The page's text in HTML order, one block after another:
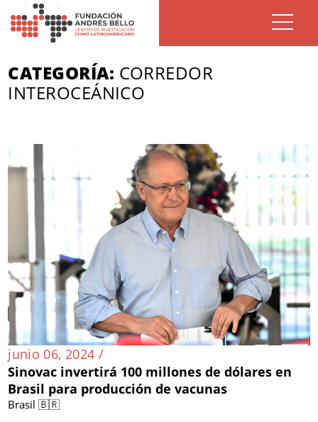
CATEGORÍA: CORREDOR
INTEROCEÁNICO
junio 06, 2024 /
Sinovac invertirá 100 millones de dólares en
Brasil para producción de vacunas
Brasil 🇧🇷